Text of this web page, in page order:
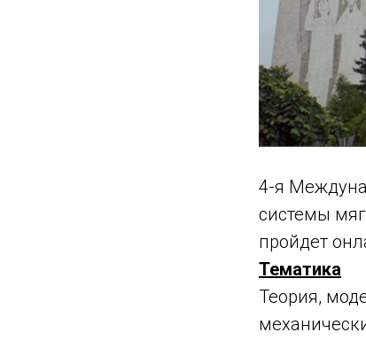
4-я
системы
пройдет
Тематика
Теория,